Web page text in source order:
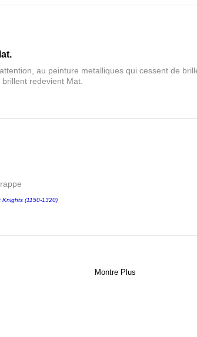
au peinture metalliques qui cessent de
redevient Mat.
Knights (1150-1320)
Montre Plus